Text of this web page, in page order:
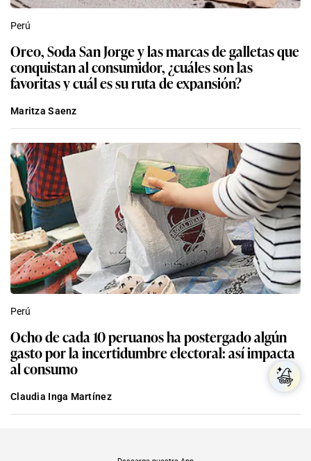
Perú
Oreo, Soda San Jorge y las marcas de galletas que
conquistan al consumidor, ¿cuáles son las
favoritas y cuál es su ruta de expansión?
Maritza Saenz
Perú
Ocho de cada 10 peruanos ha postergado algún
gasto por la incertidumbre electoral: así impacta
al consumo
Claudia Inga Martínez